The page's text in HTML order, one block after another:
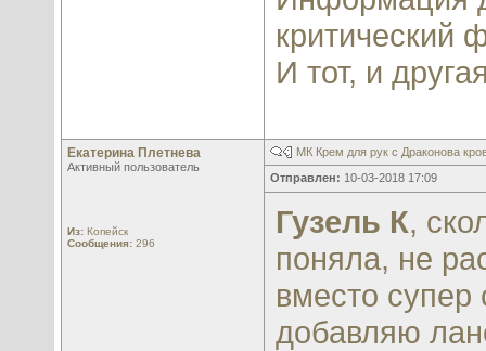
критический
И тот, и
Екатерина Плетнева
Активный пользователь
Из: Копейск
Сообщения: 296
МК Крем для рук с Драконова
Отправлен: 10-03-2018 17:09
Гузель К,
поняла, не
вместо
добавляю